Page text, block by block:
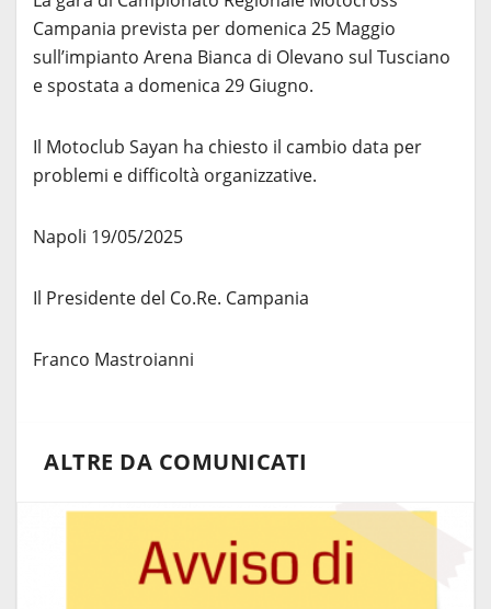
Campania prevista per domenica 25 Maggio
sull’impianto Arena Bianca di Olevano sul Tusciano
e spostata a domenica 29 Giugno.
Il Motoclub Sayan ha chiesto il cambio data per
problemi e difficoltà organizzative.
Napoli 19/05/2025
Il Presidente del Co.Re. Campania
Franco Mastroianni
ALTRE DA COMUNICATI